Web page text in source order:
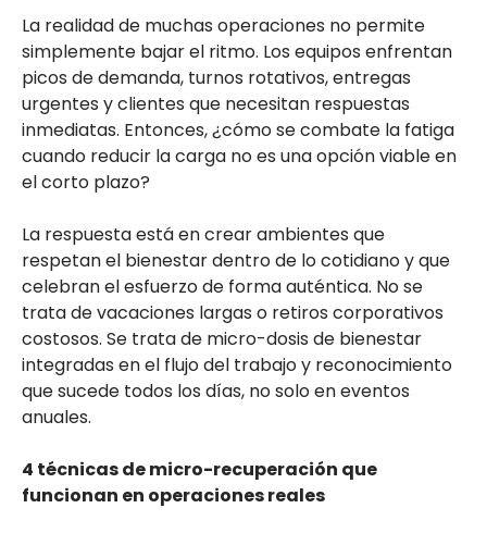
La realidad de muchas operaciones no permite
simplemente bajar el ritmo. Los equipos enfrentan
picos de demanda, turnos rotativos, entregas
urgentes y clientes que necesitan respuestas
inmediatas. Entonces, ¿cómo se combate la fatiga
cuando reducir la carga no es una opción viable en
el corto plazo?
La respuesta está en crear ambientes que
respetan el bienestar dentro de lo cotidiano y que
celebran el esfuerzo de forma auténtica. No se
trata de vacaciones largas o retiros corporativos
costosos. Se trata de micro-dosis de bienestar
integradas en el flujo del trabajo y reconocimiento
que sucede todos los días, no solo en eventos
anuales.
4 técnicas de micro-recuperación que
funcionan en operaciones reales